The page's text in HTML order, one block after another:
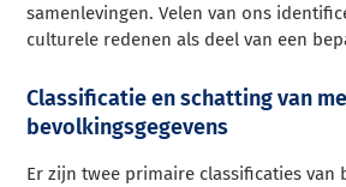
samenlevingen. Velen van ons
culturele redenen als deel van een
Classificatie en schatting van
bevolkingsgegevens
Er zijn twee primaire classificaties van